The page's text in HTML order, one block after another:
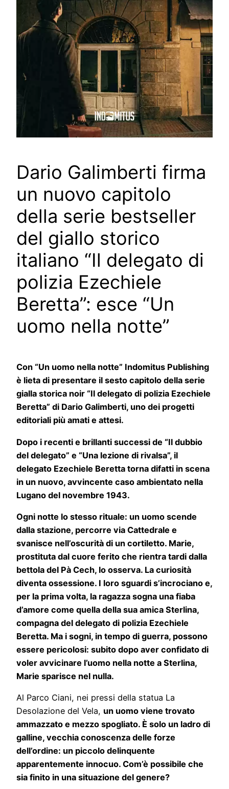
Dario Galimberti firma
un nuovo capitolo
della serie bestseller
del giallo storico
italiano “Il delegato di
polizia Ezechiele
Beretta”: esce “Un
uomo nella notte”
Con “Un uomo nella notte” Indomitus Publishing
è lieta di presentare il sesto capitolo della serie
gialla storica noir “Il delegato di polizia Ezechiele
Beretta” di Dario Galimberti, uno dei progetti
editoriali più amati e attesi.
Dopo i recenti e brillanti successi de “Il dubbio
del delegato” e “Una lezione di rivalsa”, il
delegato Ezechiele Beretta torna difatti in scena
in un nuovo, avvincente caso ambientato nella
Lugano del novembre 1943.
Ogni notte lo stesso rituale: un uomo scende
dalla stazione, percorre via Cattedrale e
svanisce nell’oscurità di un cortiletto. Marie,
prostituta dal cuore ferito che rientra tardi dalla
bettola del Pà Cech, lo osserva. La curiosità
diventa ossessione. I loro sguardi s’incrociano e,
per la prima volta, la ragazza sogna una fiaba
d’amore come quella della sua amica Sterlina,
compagna del delegato di polizia Ezechiele
Beretta. Ma i sogni, in tempo di guerra, possono
essere pericolosi: subito dopo aver confidato di
voler avvicinare l’uomo nella notte a Sterlina,
Marie sparisce nel nulla.
Al Parco Ciani, nei pressi della statua La
Desolazione del Vela, un uomo viene trovato
ammazzato e mezzo spogliato. È solo un ladro di
galline, vecchia conoscenza delle forze
dell’ordine: un piccolo delinquente
apparentemente innocuo. Com’è possibile che
sia finito in una situazione del genere?